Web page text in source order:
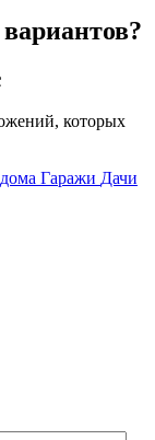
которых
Гаражи Дачи